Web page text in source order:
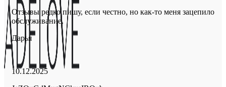
Отзывы редко пишу, если честно, но как-то меня зацепило
обслуживание.
Дарья
Оценка
510.12.2025